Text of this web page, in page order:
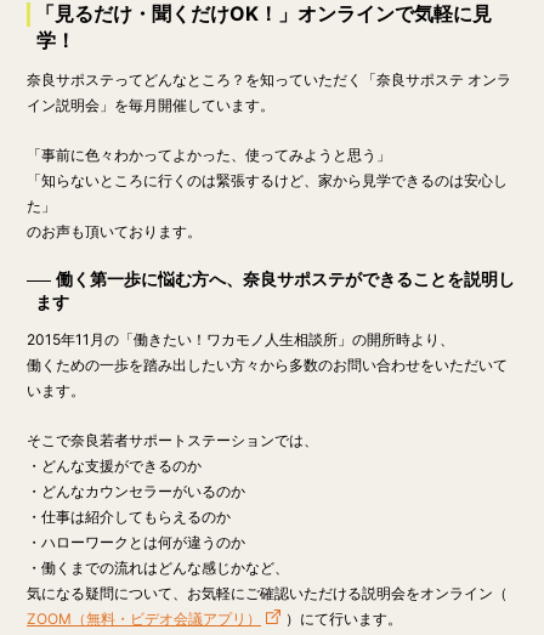
「見るだけ・聞くだけOK！」オンラインで気軽に見
学！
奈良サポステってどんなところ？を知っていただく「奈良サポステ オンラ
イン説明会」を毎月開催しています。
「事前に色々わかってよかった、使ってみようと思う」
「知らないところに行くのは緊張するけど、家から見学できるのは安心し
た」
のお声も頂いております。
働く第一歩に悩む方へ、奈良サポステができることを説明し
ます
2015年11月の「働きたい！ワカモノ人生相談所」の開所時より、
働くための一歩を踏み出したい方々から多数のお問い合わせをいただいて
います。
そこで奈良若者サポートステーションでは、
・どんな支援ができるのか
・どんなカウンセラーがいるのか
・仕事は紹介してもらえるのか
・ハローワークとは何が違うのか
・働くまでの流れはどんな感じかなど、
気になる疑問について、お気軽にご確認いただける説明会をオンライン（
ZOOM（無料・ビデオ会議アプリ）
）にて行います。